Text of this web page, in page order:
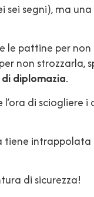
segni), ma una
le pattine per
non strozzarla,
diplomazia.
l’ora di sciogliere
intrappolata
di sicurezza!